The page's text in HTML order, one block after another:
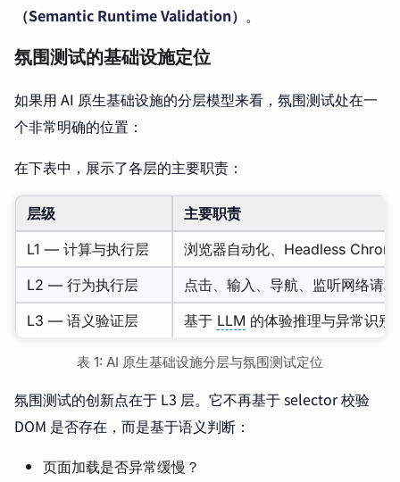
（Semantic Runtime Validation） 。
氛围测试的基础设施定位
如果用 AI 原生基础设施的分层模型来看，氛围测试处在一
个非常明确的位置：
在下表中，展示了各层的主要职责：
层级
主要职责
L1 — 计算与执行层
浏览器自动化、Headless
L2 — 行为执行层
点击、输入、导航、监听网络请求
L3 — 语义验证层
基于 LLM 的体验推理与异常识别
表 1: AI 原生基础设施分层与氛围测试定位
氛围测试的创新点在于 L3 层。它不再基于 selector 校验
DOM 是否存在，而是基于语义判断：
页面加载是否异常缓慢？